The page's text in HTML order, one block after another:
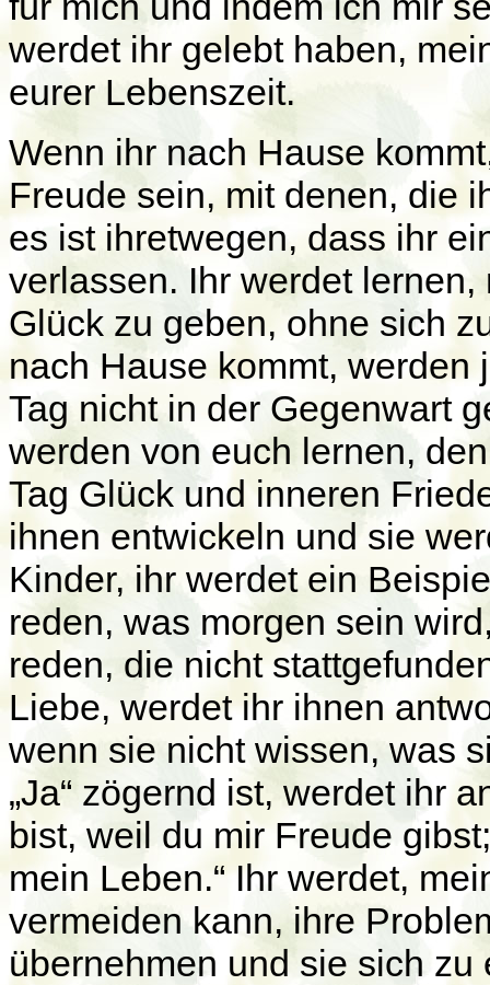
werdet ihr gelebt haben,
eurer Lebenszeit.
Wenn ihr nach Hause
Freude sein, mit denen, die
es ist ihretwegen, dass ihr
verlassen. Ihr werdet
Glück zu geben, ohne sich
nach Hause kommt,
Tag nicht in der Gegenwart
werden von euch lernen,
Tag Glück und inneren
ihnen entwickeln und sie
Kinder, ihr werdet ein
reden, was morgen sein
reden, die nicht
Liebe, werdet ihr ihnen
wenn sie nicht wissen, was
„Ja“ zögernd ist, werdet ihr
bist, weil du mir Freude
mein Leben.“ Ihr werdet,
vermeiden kann, ihre
übernehmen und sie sich